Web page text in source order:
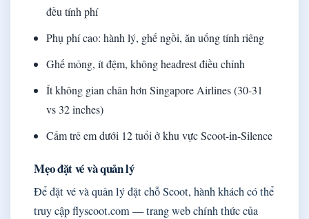
đều tính phí
Phụ phí cao: hành lý, ghế ngồi, ăn uống tính riêng
Ghế mỏng, ít đệm, không headrest điều chỉnh
Ít không gian chân hơn Singapore Airlines (30-31
vs 32 inches)
Cấm trẻ em dưới 12 tuổi ở khu vực Scoot-in-Silence
Mẹo đặt vé và quản lý
Để đặt vé và quản lý đặt chỗ Scoot, hành khách có thể
truy cập flyscoot.com — trang web chính thức của